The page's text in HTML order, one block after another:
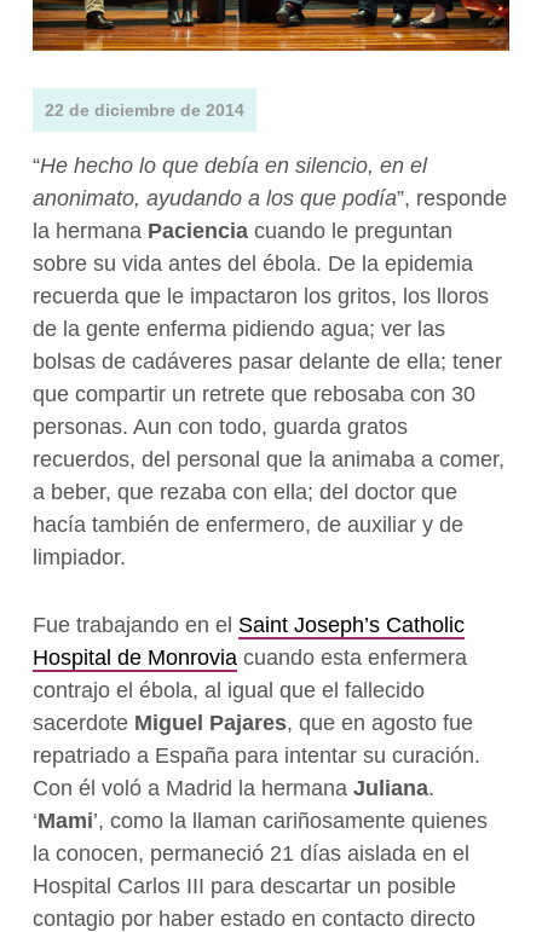
22 de diciembre de 2014
“He hecho lo que debía en silencio, en el
anonimato, ayudando a los que podía”, responde
la hermana Pacienciacuando le preguntan
sobre su vida antes del ébola. De la epidemia
recuerda que le impactaron los gritos, los lloros
de la gente enferma pidiendo agua; ver las
bolsas de cadáveres pasar delante de ella; tener
que compartir un retrete que rebosaba con 30
personas. Aun con todo, guarda gratos
recuerdos, del personal que la animaba a comer,
a beber, que rezaba con ella; del doctor que
hacía también de enfermero, de auxiliar y de
limpiador.
Fue trabajando en el Saint Joseph’s Catholic
Hospital de Monroviacuando esta enfermera
contrajo el ébola, al igual que el fallecido
sacerdote Miguel Pajares, que en agosto fue
repatriado a España para intentar su curación.
Con él voló a Madrid la hermana Juliana.
‘Mami’, como la llaman cariñosamente quienes
la conocen, permaneció 21 días aislada en el
Hospital Carlos III para descartar un posible
contagio por haber estado en contacto directo